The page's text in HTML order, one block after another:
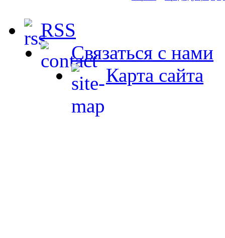
RSS
Связаться с нами
Карта сайта